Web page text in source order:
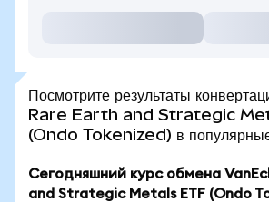
Посмотрите результаты
Rare Earth and Strategic
(Ondo Tokenized) в
Сегодняшний курс обмена
and Strategic Metals ETF (Ondo